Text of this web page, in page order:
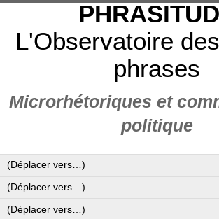
L'Observatoire
phrases
Microrhétoriques et
politique